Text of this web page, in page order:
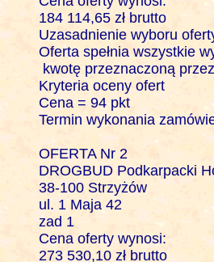
184 114,65 zł brutto
Uzasadnienie wyboru
Oferta spełnia wszystkie
kwotę przeznaczoną
Kryteria oceny ofert
Cena = 94 pkt
Termin wykonania
OFERTA Nr 2
DROGBUD Podkarpacki
38-100 Strzyżów
ul. 1 Maja 42
zad 1
Cena oferty wynosi:
273 530,10 zł brutto